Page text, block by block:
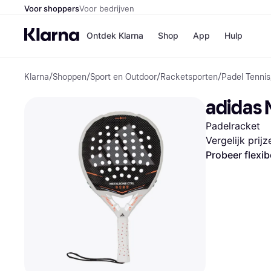
Voor shoppersVoor bedrijven
Ontdek Klarna Shop
Winkels
Bol
H&M
App Hulp
Klarna/Shoppen/Sport en Outdoor/Racketsporten/Padel Tennis
adidas
Padelracket
Vergelijk
Probeer